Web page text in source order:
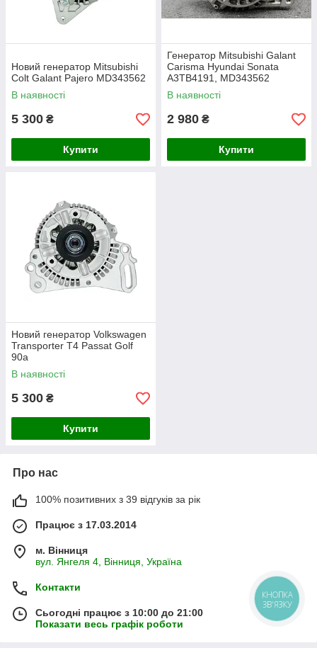
Новий генератор Mitsubishi
Colt Galant Pajero MD343562
В наявності
5 300 ₴
Купити
Генератор Mitsubishi Galant
Carisma Hyundai Sonata
A3TB4191, MD343562
В наявності
2 980 ₴
Купити
Новий генератор Volkswagen
Transporter T4 Passat Golf
90а
В наявності
5 300 ₴
Купити
Про нас
100% позитивних з 39 відгуків за рік
Працює з 17.03.2014
м. Вінниця
вул. Янгеля 4, Вінниця, Україна
Контакти
Сьогодні працює з 10:00 до 21:00
Показати весь графік роботи
КНОПКА
ЗВ'ЯЗКУ